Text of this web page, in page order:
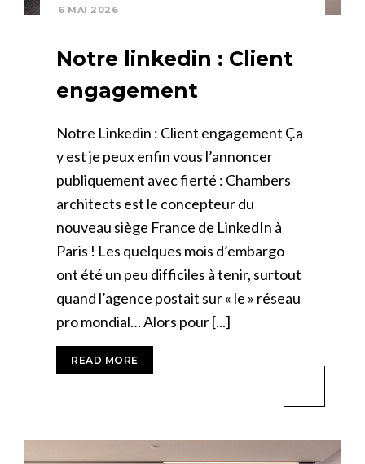
6 MAI 2026
Notre linkedin : Client
engagement
Notre Linkedin : Client engagement Ça
y est je peux enfin vous l’annoncer
publiquement avec fierté : Chambers
architects est le concepteur du
nouveau siège France de LinkedIn à
Paris ! Les quelques mois d’embargo
ont été un peu difficiles à tenir, surtout
quand l’agence postait sur « le » réseau
pro mondial… Alors pour [...]
READ MORE